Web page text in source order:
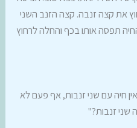
את קצה זנבה. קצה הזנב השני
תפסה אותו בכף והחלה לרחוץ
חיה עם שני זנבות, אף פעם לא
שני זנבות?"